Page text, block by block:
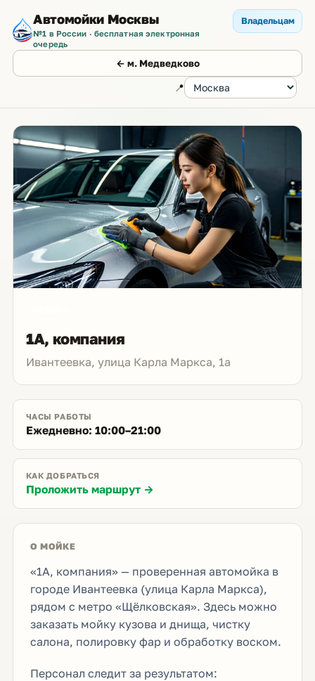
Автомойки Москвы
№1 в России · бесплатная электронная
очередь
← м. Медведково
📍
Владельцам
1А, компания
Ивантеевка, улица Карла Маркса, 1а
ЧАСЫ РАБОТЫ
Ежедневно: 10:00–21:00
КАК ДОБРАТЬСЯ
Проложить маршрут →
О МОЙКЕ
«1А, компания» — проверенная автомойка в
городе Ивантеевка (улица Карла Маркса),
рядом с метро «Щёлковская». Здесь можно
заказать мойку кузова и днища, чистку
салона, полировку фар и обработку воском.
Персонал следит за результатом: